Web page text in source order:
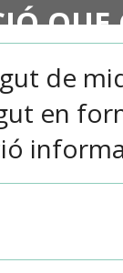
QUE
de
en